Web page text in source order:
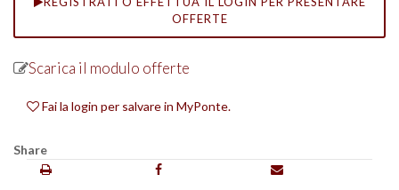
OFFERTE
Scarica il modulo offerte
Fai la login per salvare in MyPonte.
Share